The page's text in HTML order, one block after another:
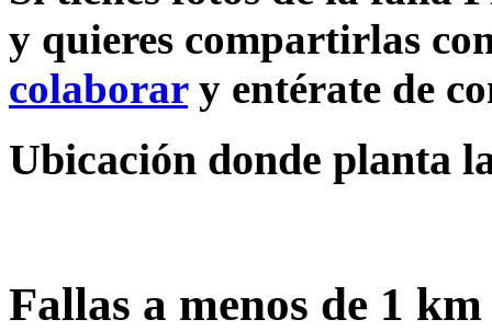
y quieres compartirlas
colaborary entérate de
Ubicación donde planta
Fallas a menos de 1